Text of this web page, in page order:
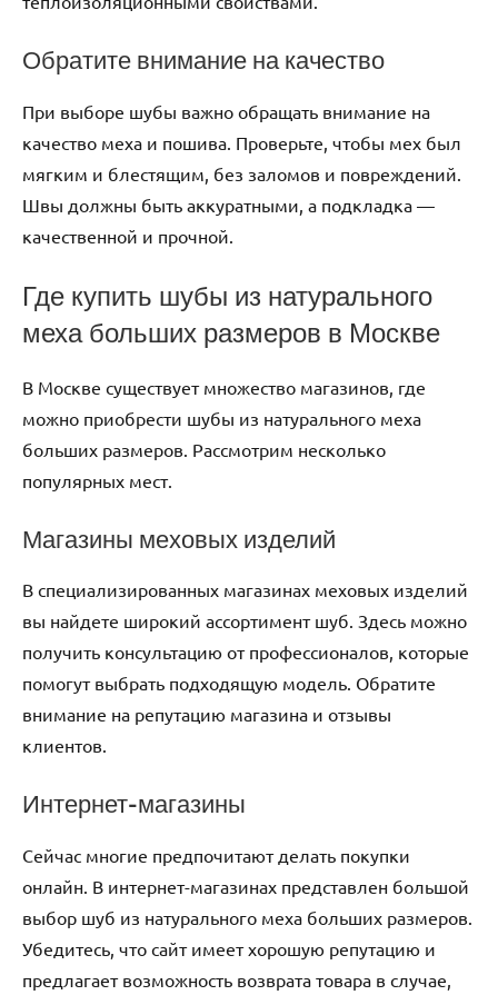
Обратите внимание на качество
При выборе шубы важно обращать внимание на
качество меха и пошива. Проверьте, чтобы мех был
мягким и блестящим, без заломов и повреждений.
Швы должны быть аккуратными, а подкладка —
качественной и прочной.
Где купить шубы из натурального
меха больших размеров в Москве
В Москве существует множество магазинов, где
можно приобрести шубы из натурального меха
больших размеров. Рассмотрим несколько
популярных мест.
Магазины меховых изделий
В специализированных магазинах меховых изделий
вы найдете широкий ассортимент шуб. Здесь можно
получить консультацию от профессионалов, которые
помогут выбрать подходящую модель. Обратите
внимание на репутацию магазина и отзывы
клиентов.
Интернет-магазины
Сейчас многие предпочитают делать покупки
онлайн. В интернет-магазинах представлен большой
выбор шуб из натурального меха больших размеров.
Убедитесь, что сайт имеет хорошую репутацию и
предлагает возможность возврата товара в случае,